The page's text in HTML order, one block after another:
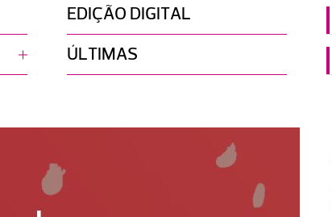
EDIÇÃO DIGITAL
ÚLTIMAS